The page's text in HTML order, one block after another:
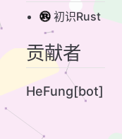
初识Rust
贡献者
HeFung[bot]